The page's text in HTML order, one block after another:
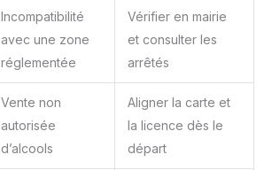
Incompatibilité
avec une zone
réglementée
Vérifier en mairie
et consulter les
arrêtés
Vente non
autorisée
d’alcools
Aligner la carte et
la licence dès le
départ